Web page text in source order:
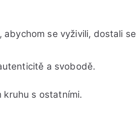
se vyživili, dostali se
a svobodě.
kruhu s ostatními.